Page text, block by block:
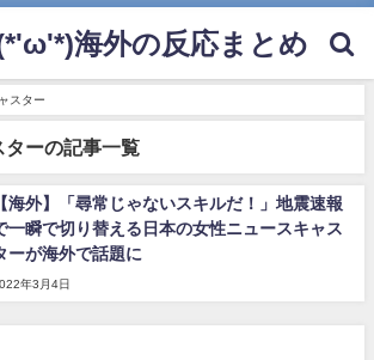
海外の反応まとめ
スター
ターの記事一覧
【海外】「尋常じゃないスキルだ！」地震速報
一瞬で切り替える日本の女性ニュースキャス
ーが海外で話題に
年3月4日